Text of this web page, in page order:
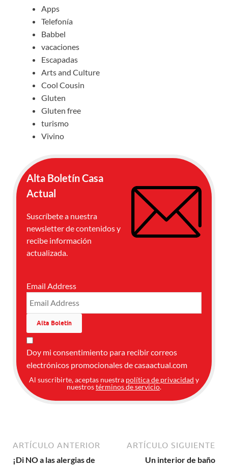
Apps
Telefonía
Babbel
vacaciones
Escapadas
Arts and Culture
Cool Cousin
Gluten
Gluten free
turismo
Vivino
Alta Boletín Casa
Actual
Suscríbete a nuestra
newsletter de contenidos y
recibe información
actualizada.
Email Address
Doy mi consentimiento para recibir correos
electrónicos promocionales de casaactual.com
Al suscribirte, aceptas nuestra política de privacidad y
nuestrostérminos de servicio.
ARTÍCULO ANTERIOR
¡Di NO a las alergias de
ARTÍCULO SIGUIENTE
Un interior de baño